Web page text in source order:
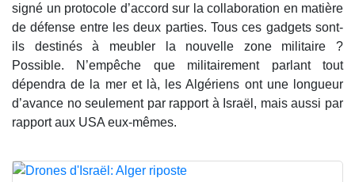
signé un protocole d’accord sur la collaboration en matière
de défense entre les deux parties. Tous ces gadgets sont-
ils destinés à meubler la nouvelle zone militaire ?
Possible. N’empêche que militairement parlant tout
dépendra de la mer et là, les Algériens ont une longueur
d’avance no seulement par rapport à Israël, mais aussi par
rapport aux USA eux-mêmes.